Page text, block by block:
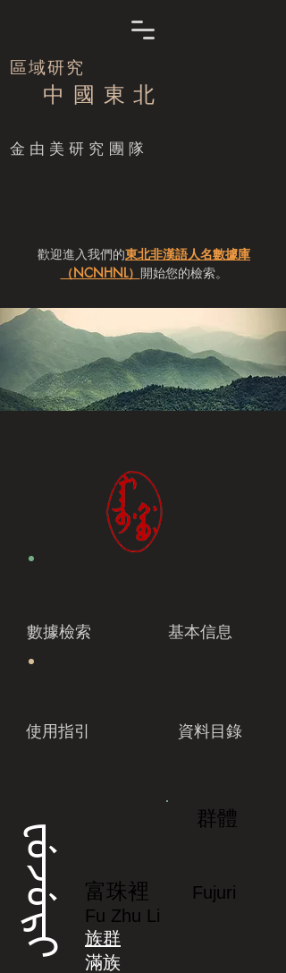
區域研究
中 國 東 北
​金由美研究團隊
歡迎進入我們的東北非漢語人名數據庫
（NCNHNL） 開始您的檢索。
數據檢索 基本信息
使用指引 資料目錄
ᡶᡠᠵᡠᡵᡳ
群體
富珠裡
Fujuri
Fu Zhu Li
族群
滿族